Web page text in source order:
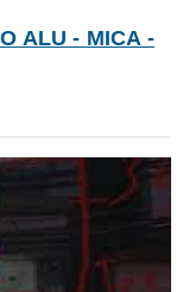
ALU - MICA -